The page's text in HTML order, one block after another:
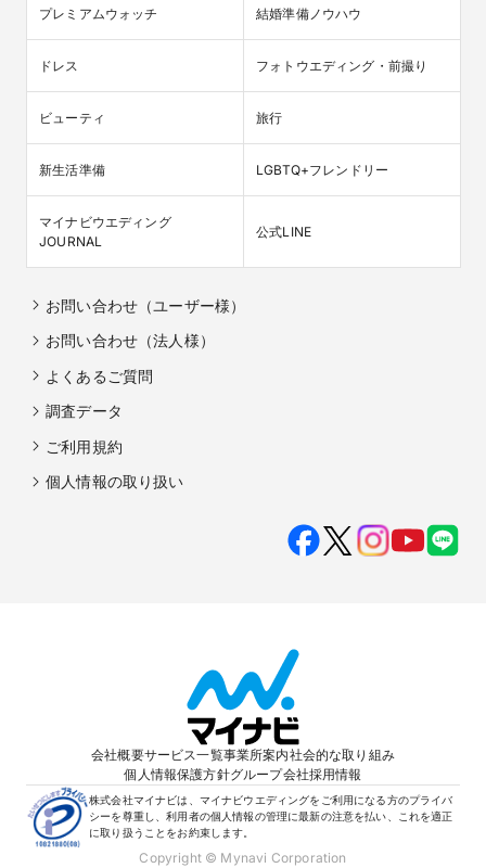
プレミアムウォッチ 結婚準備ノウハウ
ドレス フォトウエディング・前撮り
ビューティ 旅行
新生活準備 LGBTQ+フレンドリー
マイナビウエディング
JOURNAL
公式LINE
お問い合わせ（ユーザー様）
お問い合わせ（法人様）
よくあるご質問
調査データ
ご利用規約
個人情報の取り扱い
会社概要サービス一覧事業所案内社会的な取り組み
個人情報保護方針グループ会社採用情報
株式会社マイナビは、マイナビウエディングをご利用になる方のプライバ
シーを尊重し、利用者の個人情報の管理に最新の注意を払い、これを適正
に取り扱うことをお約束します。
Copyright © Mynavi Corporation